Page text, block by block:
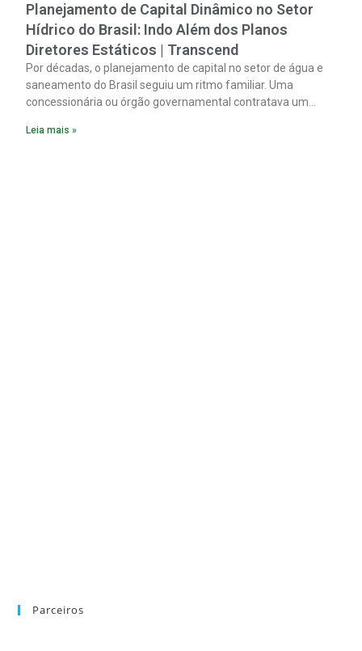
Planejamento de Capital Dinâmico no Setor
Hídrico do Brasil: Indo Além dos Planos
Diretores Estáticos | Transcend
Por décadas, o planejamento de capital no setor de água e
saneamento do Brasil seguiu um ritmo familiar. Uma
concessionária ou órgão governamental contratava um
Leia mais »
Parceiros